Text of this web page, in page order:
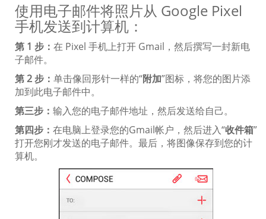
使用电子邮件将照片从 Google Pixel
手机发送到计算机：
第 1 步： 在 Pixel 手机上打开 Gmail，然后撰写一封新电
子邮件。
第 2 步： 单击像回形针一样的“附加”图标，将您的图片添
加到此电子邮件中。
第三步： 输入您的电子邮件地址，然后发送给自己。
第四步： 在电脑上登录您的Gmail帐户，然后进入“收件箱”
打开您刚才发送的电子邮件。最后，将图像保存到您的计
算机。